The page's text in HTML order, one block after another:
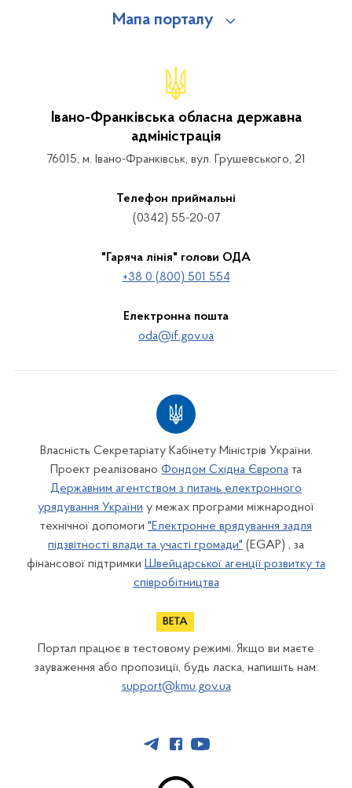
Мапа порталу
Івано-Франківська обласна державна
адміністрація
76015, м. Івано-Франківськ, вул. Грушевського, 21
Телефон приймальні
(0342) 55-20-07
"Гаряча лінія" голови ОДА
+38 0 (800) 501 554
Електронна пошта
oda@if.gov.ua
Власність Секретаріату Кабінету Міністрів України.
Проект реалізовано Фондом Східна Європа та
Державним агентством з питань електронного
урядування України у межах програми міжнародної
технічної допомоги "Електронне врядування задля
підзвітності влади та участі громади" (EGAP) , за
фінансової підтримки Швейцарської агенції розвитку та
співробітництва
Портал працює в тестовому режимі. Якщо ви маєте
зауваження або пропозиції, будь ласка, напишіть нам:
support@kmu.gov.ua